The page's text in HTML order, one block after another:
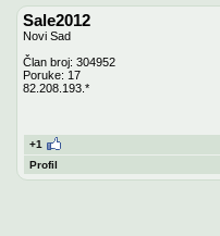
Sale2012
Novi Sad
Član broj: 304952
Poruke: 17
82.208.193.*
+1
Profil